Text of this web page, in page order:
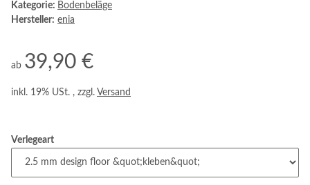
Kategorie: Bodenbeläge
Hersteller: enia
ab 39,90 €
inkl. 19% USt. , zzgl. Versand
Verlegeart